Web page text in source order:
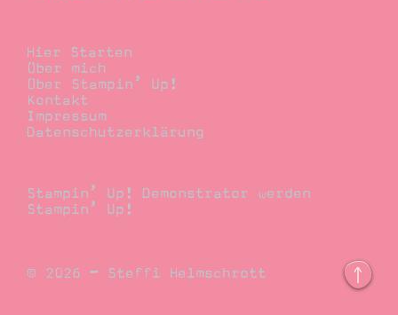
Hier Starten
Über mich
Über Stampin’ Up!
Kontakt
Impressum
Datenschutzerklärung
Stampin’ Up! Demonstrator werden
Stampin’ Up!
© 2026 – Steffi Helmschrott